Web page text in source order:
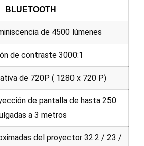
BLUETOOTH
de 4500 lúmenes
de contraste 3000:1
de 720P ( 1280 x 720 P)
de pantalla de hasta 250
a 3 metros
del proyector 32.2 / 23 /